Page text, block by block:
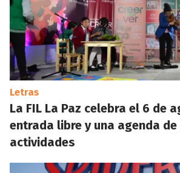
Letras
La FIL La Paz celebra el 6 de
entrada libre y una agenda de
actividades